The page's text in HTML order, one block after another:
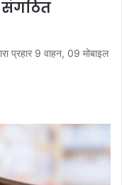
संगठित
प्रहार 9 वाहन, 09 मोबाइल